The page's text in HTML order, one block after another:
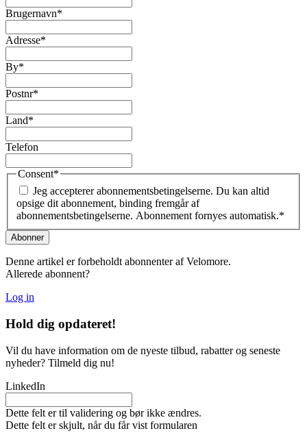
Brugernavn*
Adresse*
By*
Postnr*
Land*
Telefon
Consent*
Jeg accepterer abonnementsbetingelserne. Du kan altid
opsige dit abonnement, binding fremgår af
abonnementsbetingelserne. Abonnement fornyes automatisk.*
Denne artikel er forbeholdt abonnenter af Velomore.
Allerede abonnent?
Log in
Hold dig opdateret!
Vil du have information om de nyeste tilbud, rabatter og seneste
nyheder? Tilmeld dig nu!
LinkedIn
Dette felt er til validering og bør ikke ændres.
Dette felt er skjult, når du får vist formularen